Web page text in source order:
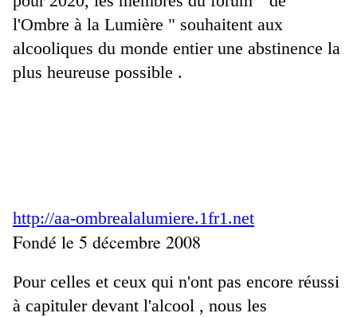
l'Ombre à la Lumière " souhaitent aux
alcooliques du monde entier une abstinence la
plus heureuse possible .
http://aa-ombrealalumiere.1fr1.net
Fondé le 5 décembre 2008
Pour celles et ceux qui n'ont pas encore réussi
à capituler devant l'alcool , nous les